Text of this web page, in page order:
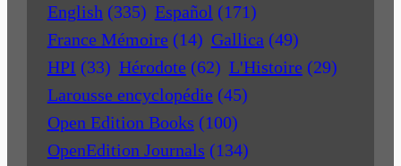
English (335) Español (171)
France Mémoire (14) Gallica (49)
HPI (33) Hérodote (62) L'Histoire (29)
Larousse encyclopédie (45)
Open Edition Books (100)
OpenEdition Journals (134)